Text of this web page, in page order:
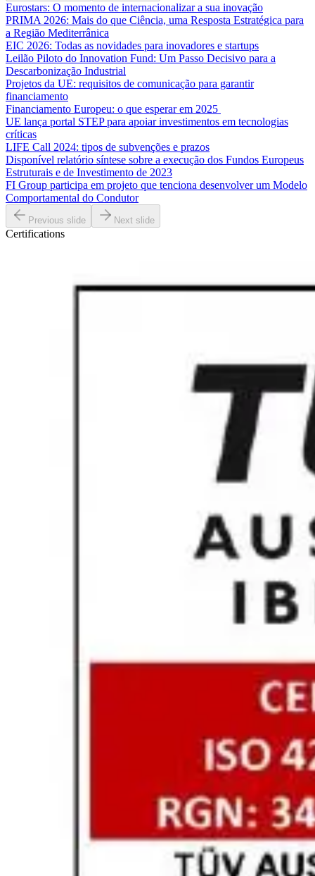
Eurostars: O momento de internacionalizar a sua inovação
PRIMA 2026: Mais do que Ciência, uma Resposta Estratégica para
a Região Mediterrânica
EIC 2026: Todas as novidades para inovadores e startups
Leilão Piloto do Innovation Fund: Um Passo Decisivo para a
Descarbonização Industrial
Projetos da UE: requisitos de comunicação para garantir
financiamento
Financiamento Europeu: o que esperar em 2025
UE lança portal STEP para apoiar investimentos em tecnologias
críticas
LIFE Call 2024: tipos de subvenções e prazos
Disponível relatório síntese sobre a execução dos Fundos Europeus
Estruturais e de Investimento de 2023
FI Group participa em projeto que tenciona desenvolver um Modelo
Comportamental do Condutor
Previous slide Next slide
Certifications